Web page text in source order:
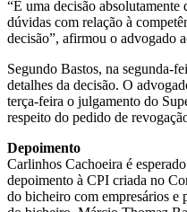
“É uma decisão
dúvidas com relação à
decisão”, afirmou o advogado
Segundo Bastos, na segunda-
detalhes da decisão. O
terça-feira o julgamento do
respeito do pedido de
Depoimento
Carlinhos Cachoeira é
depoimento à CPI criada no
do bicheiro com empresários